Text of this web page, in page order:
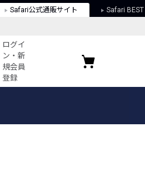
Safari公式通販サイト Safari BEST
ログイ
ン・新
規会員
登録
お気に入りブランド